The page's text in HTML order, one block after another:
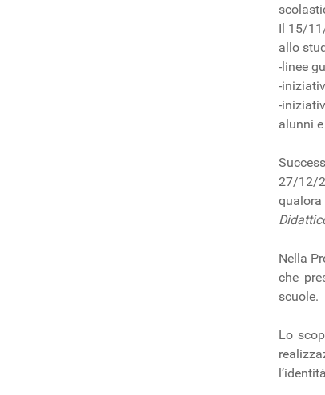
Il 15/
allo
-linee
-
-
alunni
27/12/
Nella
che
scuole.
Lo